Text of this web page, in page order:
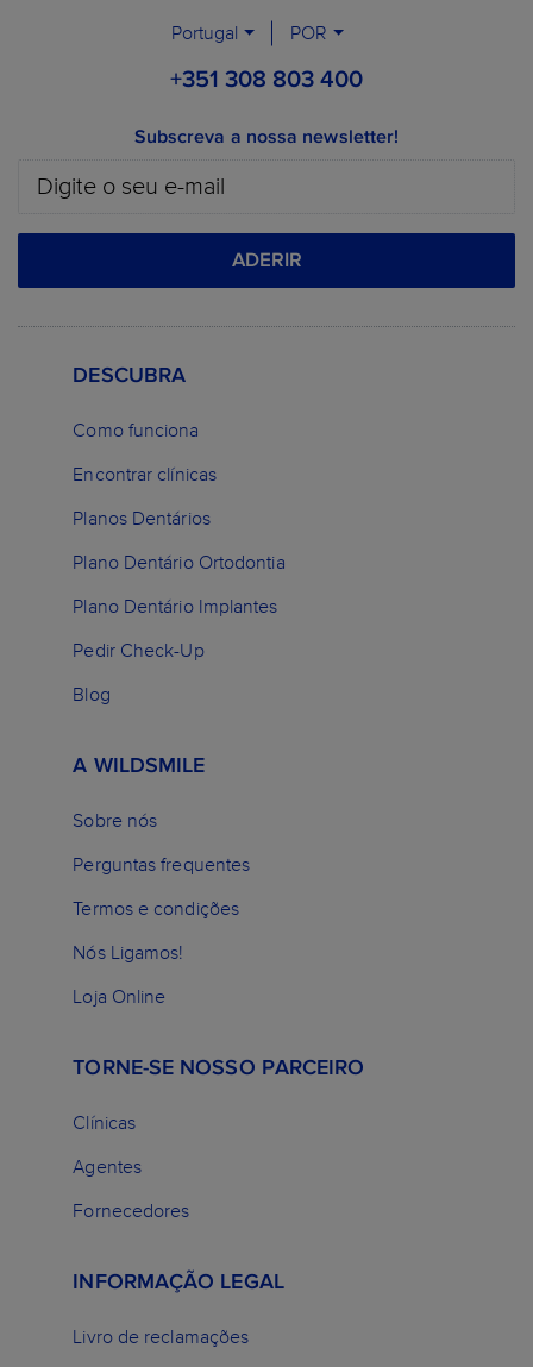
Portugal POR
+351 308 803 400
Subscreva a nossa newsletter!
ADERIR
DESCUBRA
Como funciona
Encontrar clínicas
Planos Dentários
Plano Dentário Ortodontia
Plano Dentário Implantes
Pedir Check-Up
Blog
A WILDSMILE
Sobre nós
Perguntas frequentes
Termos e condições
Nós Ligamos!
Loja Online
TORNE-SE NOSSO PARCEIRO
Clínicas
Agentes
Fornecedores
INFORMAÇÃO LEGAL
Livro de reclamações